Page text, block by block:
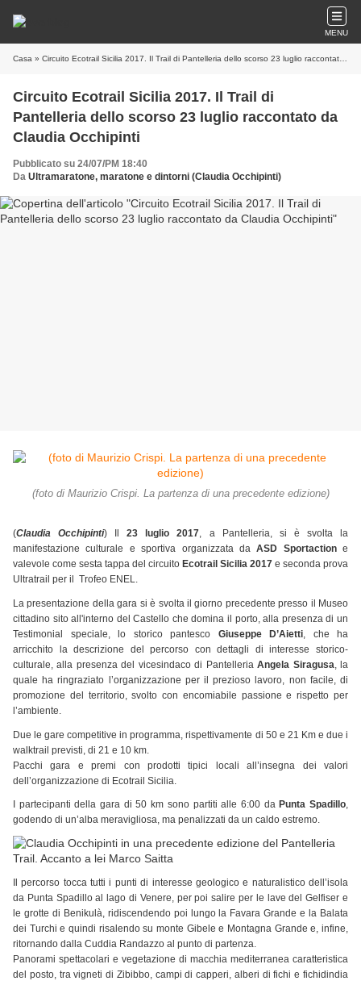
MENU
Casa » Circuito Ecotrail Sicilia 2017. Il Trail di Pantelleria dello scorso 23 luglio raccontato da Claudia Occhipinti
Circuito Ecotrail Sicilia 2017. Il Trail di
Pantelleria dello scorso 23 luglio raccontato da
Claudia Occhipinti
Pubblicato su 24/07/PM 18:40
Da Ultramaratone, maratone e dintorni (Claudia Occhipinti)
(foto di Maurizio Crispi. La partenza di una precedente edizione)
(Claudia Occhipinti) Il23 luglio 2017, a Pantelleria, si è svolta la
manifestazione culturale e sportiva organizzata daASD Sportactione
valevole come sesta tappa del circuito Ecotrail Sicilia 2017 e seconda prova
Ultratrail per il Trofeo ENEL.
La presentazione della gara si è svolta il giorno precedente presso il Museo
cittadino sito all'interno del Castello che domina il porto, alla presenza di un
Testimonial speciale, lo storico pantesco Giuseppe D’Aietti, che ha
arricchito la descrizione del percorso con dettagli di interesse storico-
culturale, alla presenza del vicesindaco di PantelleriaAngela Siragusa, la
quale ha ringraziato l’organizzazione per il prezioso lavoro, non facile, di
promozione del territorio, svolto con encomiabile passione e rispetto per
l’ambiente.
Due le gare competitive in programma, rispettivamente di 50 e 21 Km e due i
walktrail previsti, di 21 e 10 km.
Pacchi gara e premi con prodotti tipici locali all’insegna dei valori
dell’organizzazione di Ecotrail Sicilia.
I partecipanti della gara di 50 km sono partiti alle 6:00 da Punta Spadillo,
godendo di un’alba meravigliosa, ma penalizzati da un caldo estremo.
Il percorso tocca tutti i punti di interesse geologico e naturalistico dell’isola
da Punta Spadillo al lago di Venere, per poi salire per le lave del Gelfiser e
le grotte di Benikulà, ridiscendendo poi lungo la Favara Grande e la Balata
dei Turchi e quindi risalendo su monte Gibele e Montagna Grande e, infine,
ritornando dalla Cuddia Randazzo al punto di partenza.
Panorami spettacolari e vegetazione di macchia mediterranea caratteristica
del posto, tra vigneti di Zibibbo, campi di capperi, alberi di fichi e fichidindia